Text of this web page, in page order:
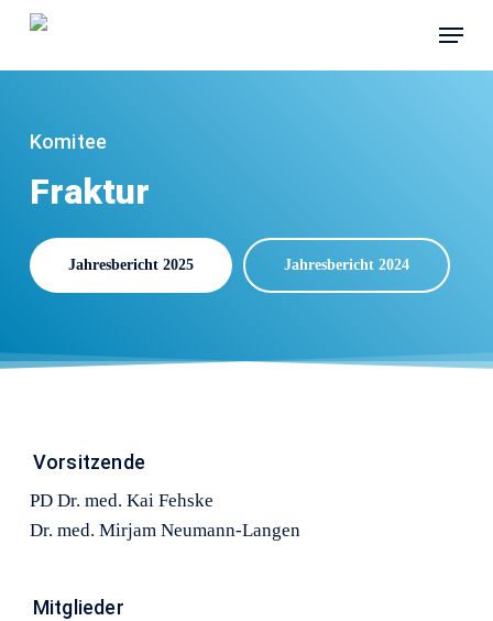
Skip
main
Menu
Komitee
Fraktur
Jahresbericht 2025 Jahresbericht 2024
Vorsitzende
PD Dr. med. Kai Fehske
Dr. med. Mirjam Neumann-Langen
Mitglieder